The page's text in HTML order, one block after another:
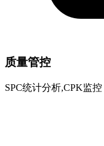
质量管控
SPC统计分析,CPK监控